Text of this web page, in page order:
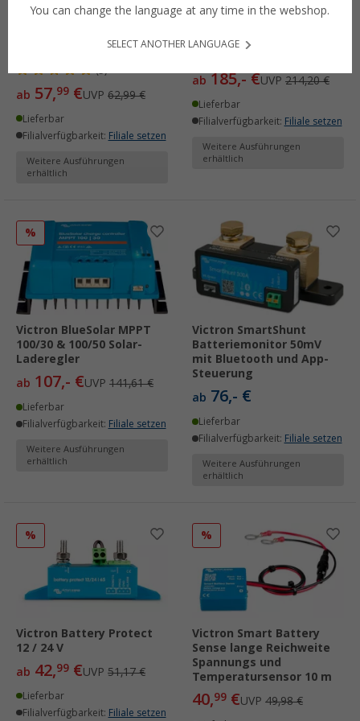
Victron SmartSolar MPPT
ab 57,99 €UVP 62,99 €
Lieferbar
Filialverfügbarkeit: Filiale setzen
Weitere Ausführungen
erhältlich
Victron Orion-Tr Smart
ab185,- €UVP 214,20 €
Lieferbar
Filialverfügbarkeit: Filiale setzen
Weitere Ausführungen
erhältlich
%
Victron BlueSolar MPPT
100/30 & 100/50 Solar-
Laderegler
ab 107,- €UVP 141,61 €
Lieferbar
Filialverfügbarkeit: Filiale setzen
Weitere Ausführungen
erhältlich
Victron SmartShunt
Batteriemonitor 50mV
mit Bluetooth und App-
Steuerung
ab 76,- €
Lieferbar
Filialverfügbarkeit: Filiale setzen
Weitere Ausführungen
erhältlich
%
Victron Battery Protect
12 / 24 V
ab 42,99 €UVP 51,17 €
Lieferbar
Filialverfügbarkeit: Filiale setzen
%
Victron Smart Battery
Sense lange Reichweite
Spannungs und
Temperatursensor 10 m
40,99 €UVP 49,98 €
You can change the language at any time in the webshop.
SELECT ANOTHER LANGUAGE